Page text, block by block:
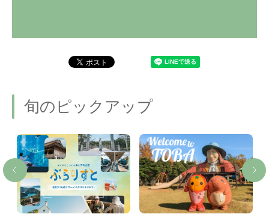
旬のピックアップ